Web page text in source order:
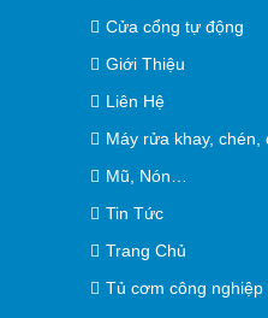
Cửa cổng tự động
Giới Thiệu
Liên Hệ
Máy rửa khay, chén,
Mũ, Nón…
Tin Tức
Trang Chủ
Tủ cơm công nghiệp